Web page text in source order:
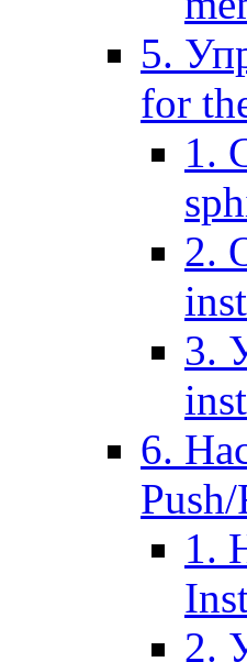
5.
for
1.
2.
3.
6.
1.
2.